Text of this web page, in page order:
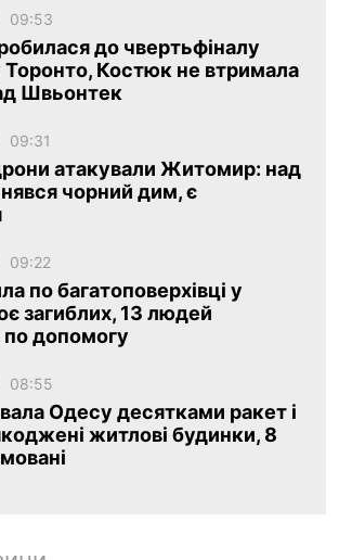
09:53
до чвертьфіналу
Торонто, Костюк не втримала
Швьонтек
09:31
атакували Житомир: над
чорний дим, є
09:22
по багатоповерхівці у
загиблих, 13 людей
по допомогу
08:55
Одесу десятками ракет і
житлові будинки, 8